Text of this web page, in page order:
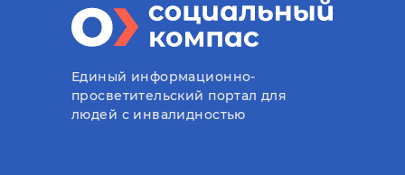
Единый информационно-
просветительский портал для
людей с инвалидностью